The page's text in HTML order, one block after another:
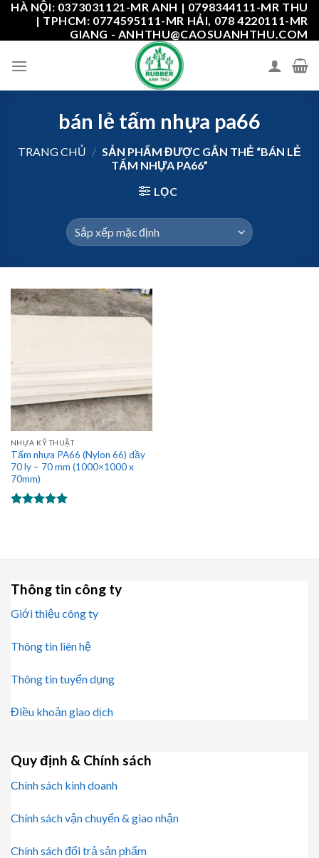
Skip
content
HÀ NỘI: 0373031121-MR ANH | 0798344111-MR THU
| TPHCM: 0774595111-MR HẢI, 078 4220111-MR
GIANG - ANHTHU@CAOSUANHTHU.COM
bán lẻ tấm nhựa pa66
TRANG CHỦ / SẢN PHẨM ĐƯỢC GẮN THẺ “BÁN LẺ
TẤM NHỰA PA66”
LỌC
NHỰA KỸ THUẬT
Tấm nhựa PA66 (Nylon 66) dầy
70 ly – 70 mm (1000×1000 x
70mm)
Thông tin công ty
Giới thiệu công ty
Thông tin liên hệ
Thông tin tuyển dụng
Điều khoản giao dịch
Quy định & Chính sách
Chính sách kinh doanh
Chính sách vận chuyển & giao nhận
Chính sách đổi trả sản phẩm